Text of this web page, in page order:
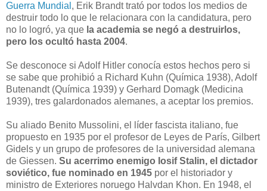
Guerra Mundial , Erik Brandt trató por todos los medios de
destruir todo lo que le relacionara con la candidatura, pero
no lo logró, ya que la academia se negó a destruirlos,
pero los ocultó hasta 2004.
Se desconoce si Adolf Hitler conocía estos hechos pero si
se sabe que prohibió a Richard Kuhn (Química 1938), Adolf
Butenandt (Química 1939) y Gerhard Domagk (Medicina
1939), tres galardonados alemanes, a aceptar los premios.
Su aliado Benito Mussolini, el líder fascista italiano, fue
propuesto en 1935 por el profesor de Leyes de París, Gilbert
Gidels y un grupo de profesores de la universidad alemana
de Giessen. Su acerrimo enemigo Iosif Stalin, el dictador
soviético, fue nominado en 1945 por el historiador y
ministro de Exteriores noruego Halvdan Khon. En 1948, el